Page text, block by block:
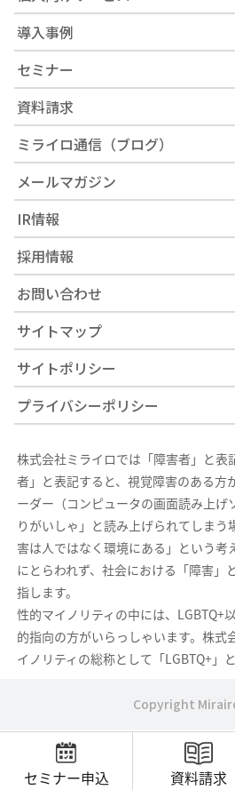
導入事例
セミナー
資料請求
ミライロ通信（ブログ）
メールマガジン
IR情報
採用情報
お問い合わせ
サイトマップ
サイトポリシー
プライバシーポリシー
株式会社ミライロでは「障害者」と表
者」と表記すると、視覚障害のある方
ーダー（コンピュータの画面読み上げ
りがいしゃ」と読み上げられてしまう
害は人ではなく環境にある」という考
にとらわれず、社会における「障害」
指します。
性的マイノリティの中には、LGBTQ+
的指向の方がいらっしゃいます。株式
イノリティの総称として「LGBTQ+」
Copyright
セミナー申込 資料請求